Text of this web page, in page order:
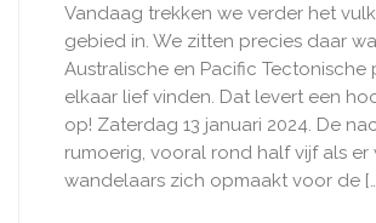
Vandaag trekken we verder het
gebied in. We zitten precies daar
Australische en Pacific Tectonische
elkaar lief vinden. Dat levert een
op! Zaterdag 13 januari 2024. De
rumoerig, vooral rond half vijf als er
wandelaars zich opmaakt voor de